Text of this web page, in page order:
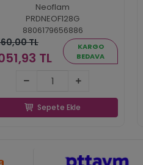
Neoflam
PRDNEOF128G
8806179656886
TL
TL
KARGO
BEDAVA
Sepete Ekle